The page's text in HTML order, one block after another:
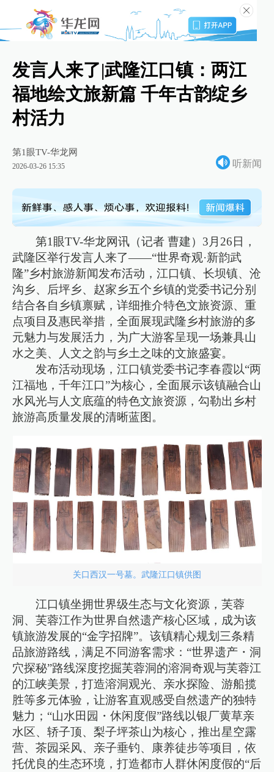
发言人来了|武隆江口镇：两江
福地绘文旅新篇 千年古韵绽乡
村活力
第1眼TV-华龙网
2026-03-26 15:35 听新闻
第1眼TV-华龙网讯（记者 曹建）3月26日，
武隆区举行发言人来了——“世界奇观·新韵武
隆”乡村旅游新闻发布活动，江口镇、长坝镇、沧
沟乡、后坪乡、赵家乡五个乡镇的党委书记分别
结合各自乡镇禀赋，详细推介特色文旅资源、重
点项目及惠民举措，全面展现武隆乡村旅游的多
元魅力与发展活力，为广大游客呈现一场兼具山
水之美、人文之韵与乡土之味的文旅盛宴。
发布活动现场，江口镇党委书记李春霞以“两
江福地，千年江口”为核心，全面展示该镇融合山
水风光与人文底蕴的特色文旅资源，勾勒出乡村
旅游高质量发展的清晰蓝图。
关口西汉一号墓。武隆江口镇供图
江口镇坐拥世界级生态与文化资源，芙蓉
洞、芙蓉江作为世界自然遗产核心区域，成为该
镇旅游发展的“金字招牌”。该镇精心规划三条精
品旅游路线，满足不同游客需求：“世界遗产・洞
穴探秘”路线深度挖掘芙蓉洞的溶洞奇观与芙蓉江
的江峡美景，打造溶洞观光、亲水探险、游船揽
胜等多元体验，让游客直观感受自然遗产的独特
魅力；“山水田园・休闲度假”路线以银厂黄草亲
水区、轿子顶、梨子坪茶山为核心，推出星空露
营、茶园采风、亲子垂钓、康养徒步等项目，依
托优良的生态环境，打造都市人群休闲度假的“后